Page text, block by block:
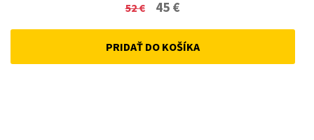
52€
Original
price
was:
45 €
price
is:
PRIDAŤ DO KOŠÍKA